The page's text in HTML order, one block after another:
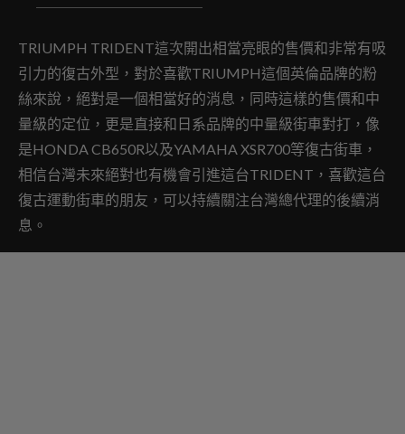
TRIUMPH TRIDENT這次開出相當亮眼的售價和非常有吸
引力的復古外型，對於喜歡TRIUMPH這個英倫品牌的粉
絲來說，絕對是一個相當好的消息，同時這樣的售價和中
量級的定位，更是直接和日系品牌的中量級街車對打，像
是HONDA CB650R以及YAMAHA XSR700等復古街車，
相信台灣未來絕對也有機會引進這台TRIDENT，喜歡這台
復古運動街車的朋友，可以持續關注台灣總代理的後續消
息。